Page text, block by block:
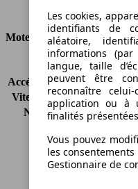
Consommation
Moteur et Puissance
KW (CH)
Accélération (0-100 km/h)
Vitesse maximale (km/h)
Nombre de vitesses
5
Cylindrée
Carburant
Les cookies,
identifiants de
aléatoire,
informations
langue, taille
peuvent être
reconnaître
application ou à
finalités
Vous pouvez
les
Gestionnaire de